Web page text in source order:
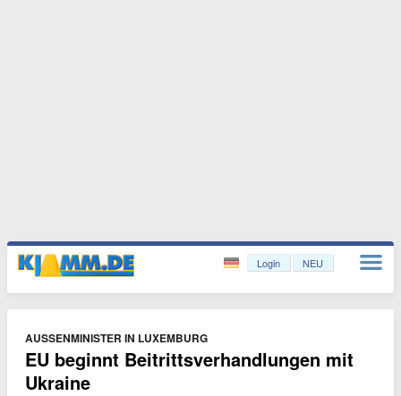
Login NEU
AUSSENMINISTER IN LUXEMBURG
EU beginnt Beitrittsverhandlungen mit
Ukraine